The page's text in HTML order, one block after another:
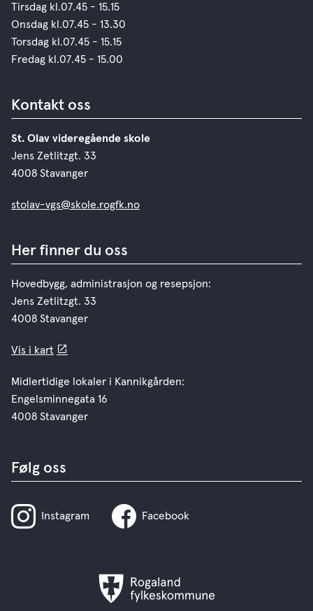
Tirsdag kl.07.45 - 15.15
Onsdag kl.07.45 - 13.30
Torsdag kl.07.45 - 15.15
Fredag kl.07.45 - 15.00
Kontakt oss
St. Olav videregående skole
Jens Zetlitzgt. 33
4008 Stavanger
stolav-vgs@skole.rogfk.no
Her finner du oss
Hovedbygg, administrasjon og resepsjon:
Jens Zetlitzgt. 33
4008 Stavanger
Vis i kart
Midlertidige lokaler i Kannikgården:
Engelsminnegata 16
4008 Stavanger
Følg oss
Instagram Facebook
Rogaland
fylkeskommune